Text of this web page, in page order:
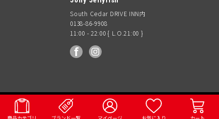
South Cedar DRIVE INN内
0138-86-9908
11:00 - 22:00 { L.O.21:00 }
facebook
© 2018 South Ceder DRIVE INN
MENS WOMENS KIDS & BABY OUTDOOR ACCESSORY VINTAGE
AO Coolers